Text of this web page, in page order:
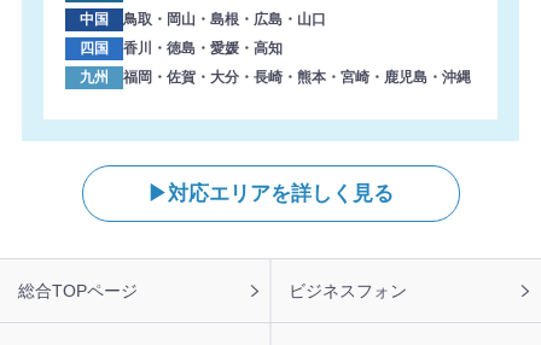
中国
鳥取・岡山・島根・広島・山口
四国
香川・徳島・愛媛・高知
九州
福岡・佐賀・大分・長崎・熊本・宮崎・鹿児島・沖縄
対応エリアを詳しく見る
ッ
タ
総合TOPページ ビジネスフォン